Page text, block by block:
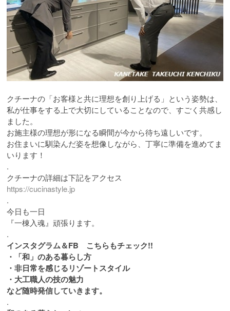
クチーナの「お客様と共に理想を創り上げる」という姿勢は、
私が仕事をする上で大切にしていることなので、すごく共感し
ました。
お施主様の理想が形になる瞬間が今から待ち遠しいです。
お住まいに馴染んだ姿を想像しながら、丁寧に準備を進めてま
いります！
.
クチーナの詳細は下記をアクセス
https://cucinastyle.jp
.
今日も一日
『一棟入魂』頑張ります。
.
インスタグラム＆FB こちらもチェック!!
・「和」のある暮らし方
・非日常を感じるリゾートスタイル
・大工職人の技の魅力
など随時発信していきます。
.